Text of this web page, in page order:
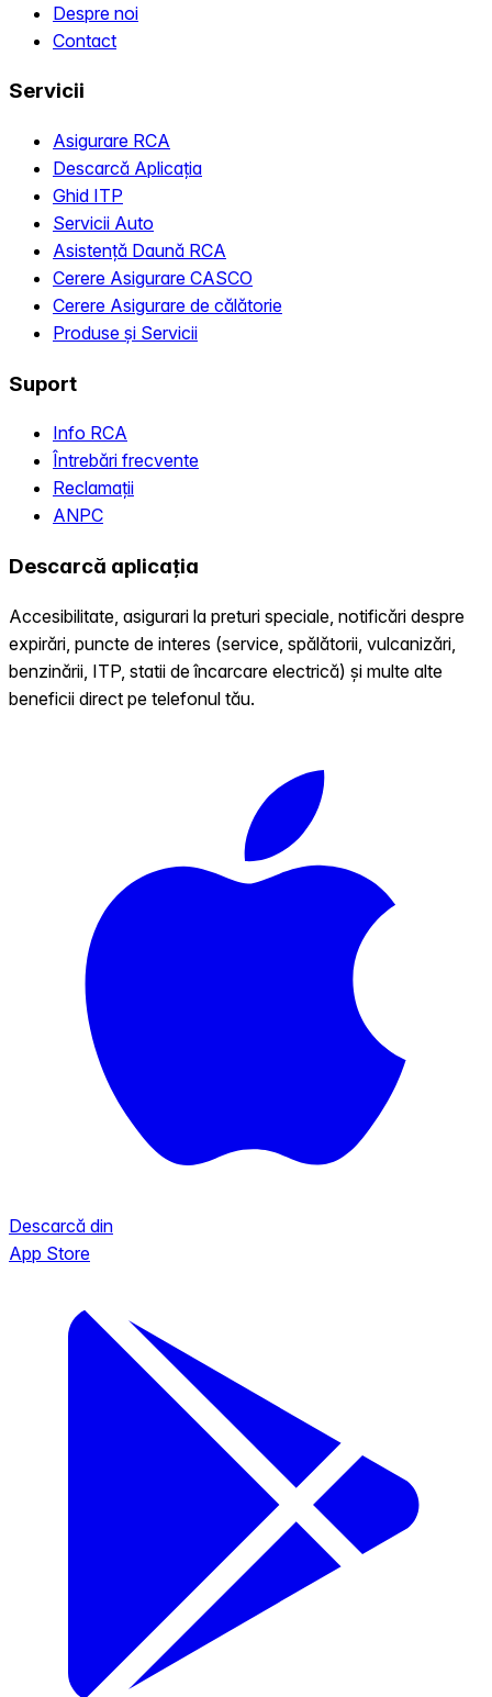
Despre noi
Contact
Servicii
Asigurare RCA
Descarcă Aplicația
Ghid ITP
Servicii Auto
Asistență Daună RCA
Cerere Asigurare CASCO
Cerere Asigurare de călătorie
Produse și Servicii
Suport
Info RCA
Întrebări frecvente
Reclamații
ANPC
Descarcă aplicația
Accesibilitate, asigurari la preturi speciale, notificări despre
expirări, puncte de interes (service, spălătorii, vulcanizări,
benzinării, ITP, statii de încarcare electrică) și multe alte
beneficii direct pe telefonul tău.
Descarcă din
App Store